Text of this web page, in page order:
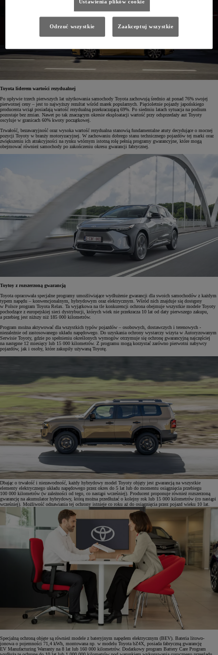
Toyota liderem wartości rezydualnej
Po upływie trzech pierwszych lat użytkowania samochody Toyota zachowują średnio aż ponad 76% swojej
pierwotnej ceny – jest to najwyższy rezultat wśród marek popularnych. Pięcioletnie pojazdy japońskiego
producenta wciąż posiadają wartość rezydualną przekraczającą 69%. Po siedmiu latach sytuacja na podium
pozostaje bez zmian. Nawet po tak znaczącym okresie eksploatacji wartość przy odsprzedaży aut Toyoty
oscyluje w granicach 60% kwoty początkowej.
Trwałość, bezawaryjność oraz wysoka wartość rezydualna stanowią fundamentalne atuty decydujące o mocnej
pozycji Toyoty w branży motoryzacyjnej. W zachowaniu dobrego stanu technicznego pojazdów tej marki oraz
zwiększeniu ich atrakcyjności na rynku wtórnym istotną rolę pełnią programy gwarancyjne, które mogą
obejmować również samochody po zakończeniu okresu gwarancji fabrycznej.
Toytoy z rozszerzoną gwarancją
Toyota opracowała specjalne programy umożliwiające wydłużenie gwarancji dla swoich samochodów z każdym
typem napędu – konwencjonalnym, hybrydowym oraz elektrycznym. Wśród nich znajduje się dostępny
w Polsce program Toyota Relax. Ta wyjątkowa na tle konkurencji ochrona obejmuje wszystkie modele Toyoty
pochodzące z europejskiej sieci dystrybucji, których wiek nie przekracza 10 lat od daty pierwszego zakupu,
a przebieg jest niższy niż 185 000 kilometrów.
Program można aktywować dla wszystkich typów pojazdów – osobowych, dostawczych i terenowych -
niezależnie od zastosowanego układu napędowego. Do uzyskania ochrony wystarczy wizyta w Autoryzowanym
Serwisie Toyoty, gdzie po spełnieniu określonych wymogów otrzymuje się ochronę gwarancyjną najczęściej
na następne 12 miesięcy lub 15 000 kilometrów. Z programu mogą korzystać zarówno pierwotni nabywcy
pojazdów, jak i osoby, które zakupiły używaną Toyotę.
Dbając o trwałość i niezawodność, każdy hybrydowy model Toyoty objęty jest gwarancją na wszystkie
elementy elektrycznego układu napędowego przez okres do 5 lat lub do momentu osiągnięcia przebiegu
100 000 kilometrów (w zależności od tego, co nastąpi wcześniej). Producent proponuje również rozszerzoną
gwarancję na akumulator hybrydowy, którą można przedłużać o kolejny rok lub 15 000 kilometrów (co nastąpi
wcześniej). Możliwość odnawiania tej ochrony istnieje co roku aż do osiągnięcia przez pojazd wieku 10 lat.
Specjalną ochroną objęte są również modele z bateryjnym napędem elektrycznym (BEV). Bateria litowo-
jonowa o pojemności 71,4 kWh, montowana np. w modelu Toyota bZ4X, posiada fabryczną gwarancję
EV Manufacturing Warranty na 8 lat lub 160 000 kilometrów. Dodatkowy program Battery Care Program
Ustawienia plików cookie
Odrzuć wszystkie Zaakceptuj wszystkie